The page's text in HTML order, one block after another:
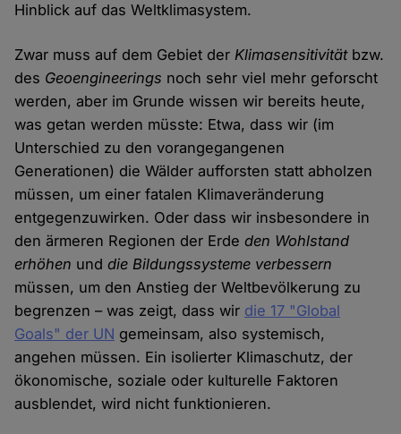
Hinblick auf das Weltklimasystem.
Zwar muss auf dem Gebiet derKlimasensitivitätbzw.
des Geoengineerings noch sehr viel mehr geforscht
werden, aber im Grunde wissen wir bereits heute,
was getan werden müsste: Etwa, dass wir (im
Unterschied zu den vorangegangenen
Generationen) die Wälder aufforsten statt abholzen
müssen, um einer fatalen Klimaveränderung
entgegenzuwirken. Oder dass wir insbesondere in
den ärmeren Regionen der Erdeden Wohlstand
erhöhen unddie Bildungssysteme verbessern
müssen, um den Anstieg der Weltbevölkerung zu
begrenzen – was zeigt, dass wir die 17 "Global
Goals" der UN gemeinsam, also systemisch,
angehen müssen. Ein isolierter Klimaschutz, der
ökonomische, soziale oder kulturelle Faktoren
ausblendet, wird nicht funktionieren.